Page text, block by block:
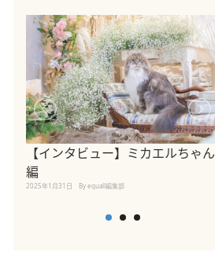
【インタビュー】ミカエルちゃん
編
2025年1月31日 By equall編集部